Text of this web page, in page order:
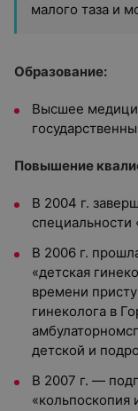
малого таза и
Образование:
Высшее
Повышение
В 2004 г.
специальности
В 2006 г.
«детская
времени
гинеколога в
детской и
В 2007 г. —
«кольпоскопия